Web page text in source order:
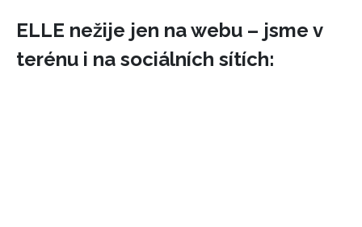
ELLE nežije jen na webu – jsme v
terénu i na sociálních sítích: